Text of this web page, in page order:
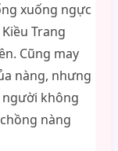
xuống ngực
Trang
Cũng may
nàng, nhưng
người không
nàng